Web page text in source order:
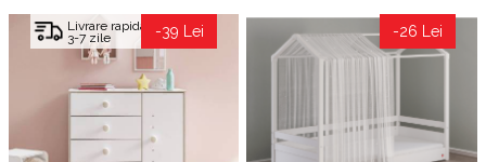
Livrare rapida
3-7 zile -39 Lei -26 Lei